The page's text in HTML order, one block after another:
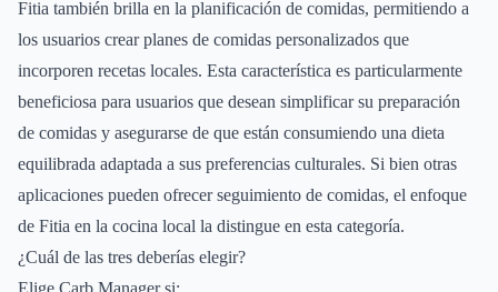
Fitia también brilla en la planificación de comidas, permitiendo a
los usuarios crear planes de comidas personalizados que
incorporen recetas locales. Esta característica es particularmente
beneficiosa para usuarios que desean simplificar su preparación
de comidas y asegurarse de que están consumiendo una dieta
equilibrada adaptada a sus preferencias culturales. Si bien otras
aplicaciones pueden ofrecer seguimiento de comidas, el enfoque
de Fitia en la cocina local la distingue en esta categoría.
¿Cuál de las tres deberías elegir?
Elige Carb Manager si: